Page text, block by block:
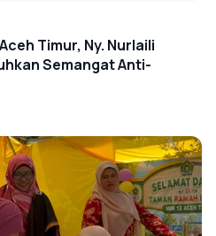
Timur, Ny. Nurlaili
Semangat Anti-